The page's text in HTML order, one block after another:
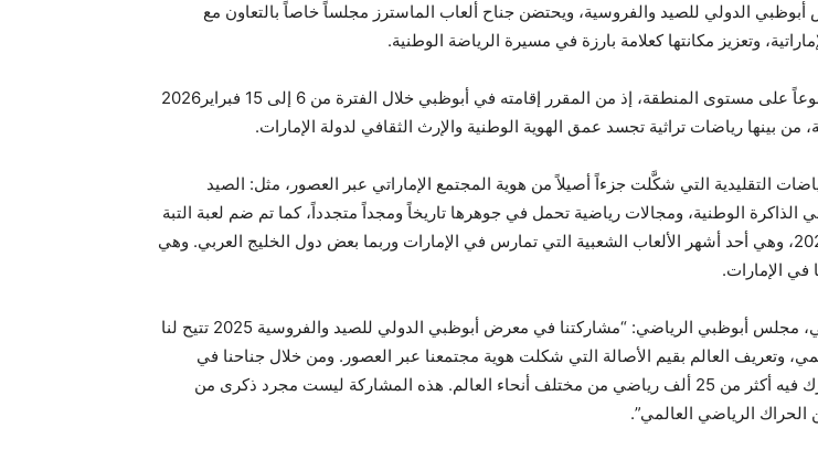
والعشرين من معرض أبوظبي الدولي للصيد والفروسية، ويحتضن جناح ألعاب الماسترز مجلساً خاصاً بالتعاون مع
وتعزيز مكانتها كعلامة بارزة في مسيرة الرياضة الوطنية.
وتمثل ألعاب الماسترز أبوظبي 2026 الحدث الرياضي الدولي الأكبر والأكثر تنوعاً على مستوى المنطقة، إذ من المقرر إقامته في أبوظبي خلال الفترة من 6 إلى 15 فبراير2026
انعكاساً لالتزام ألعاب الماسترز أبوظبي 2026 بدعم الرياضات التقليدية التي شكَّلت جزءاً أصيلاً من هوية المجتمع الإماراتي عبر العصور، مثل: الصيد
الوطنية، ومجالات رياضية تحمل في جوهرها تاريخاً ومجداً متجدداً، كما تم ضم لعبة التبة
إلى قائمة الألعاب التقليدية التي ستكون جزءاً من ألعاب الماسترز أبوظبي 2026، وهي أحد أشهر الألعاب الشعبية التي تمارس في الإمارات وربما بعض دول الخليج العربي. وهي
في الإمارات.
وفي هذا السياق، قال الشيخ حمدان بن سلطان آل نهيان، مدير مشاريع رئيسي، مجلس أبوظبي الرياضي: “مشاركتنا في معرض أبوظبي الدولي للصيد والفروسية 2025 تتيح لنا
وتعريف العالم بقيم الأصالة التي شكلت هوية مجتمعنا عبر العصور. ومن خلال جناحنا في
المعرض، نوضح كيف نسعى لدمج هذه الرياضات في حدث رياضي دولي يشارك فيه أكثر من 25 ألف رياضي من مختلف أنحاء العالم. هذه المشاركة ليست مجرد ذكرى من
الرياضي العالمي”.